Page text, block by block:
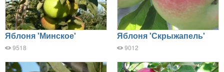
Яблоня 'Минское'
9518
Яблоня 'Скрыжапель'
9012